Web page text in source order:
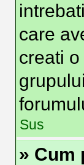
care
creati
Sus
» Cum